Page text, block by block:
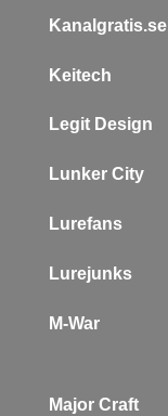
Kanalgratis.se
Keitech
Legit Design
Lunker City
Lurefans
Lurejunks
M-War
Major Craft